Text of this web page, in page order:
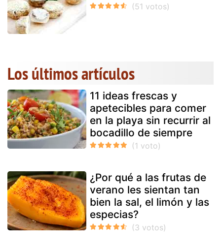
Los últimos artículos
11 ideas frescas y
apetecibles para comer
en la playa sin recurrir al
bocadillo de siempre
¿Por qué a las frutas de
verano les sientan tan
bien la sal, el limón y las
especias?